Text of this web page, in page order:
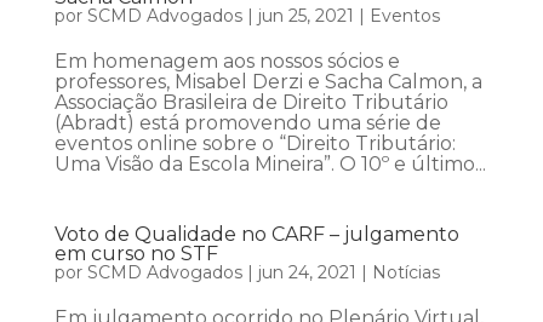
por SCMD Advogados| jun 25, 2021 | Eventos
Em homenagem aos nossos sócios e
professores, Misabel Derzi e Sacha Calmon, a
Associação Brasileira de Direito Tributário
(Abradt) está promovendo uma série de
eventos online sobre o “Direito Tributário:
Uma Visão da Escola Mineira”. O 10º e último...
Voto de Qualidade no CARF – julgamento
em curso no STF
por SCMD Advogados| jun 24, 2021 | Notícias